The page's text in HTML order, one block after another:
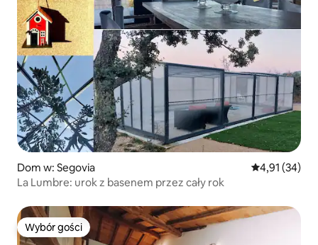
Dom w: Segovia Średnia
4,91 (34)
La Lumbre: urok z basenem przez cały rok
Wybór gości
Wybór gości